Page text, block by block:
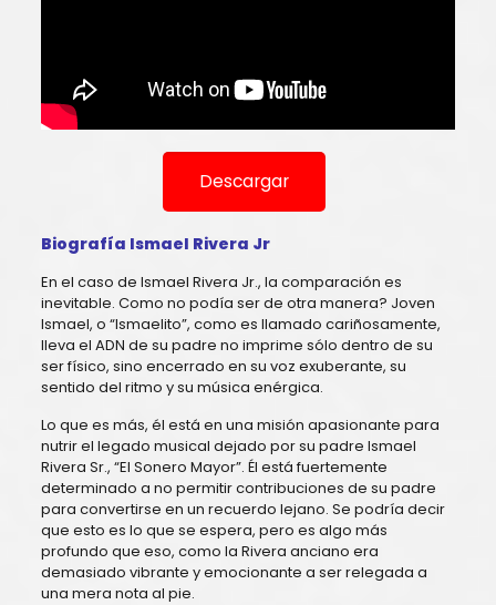
Descargar
Biografía Ismael Rivera Jr
En el caso de Ismael Rivera Jr., la comparación es
inevitable. Como no podía ser de otra manera? Joven
Ismael, o “Ismaelito”, como es llamado cariñosamente,
lleva el ADN de su padre no imprime sólo dentro de su
ser físico, sino encerrado en su voz exuberante, su
sentido del ritmo y su música enérgica.
Lo que es más, él está en una misión apasionante para
nutrir el legado musical dejado por su padre Ismael
Rivera Sr., “El Sonero Mayor”. Él está fuertemente
determinado a no permitir contribuciones de su padre
para convertirse en un recuerdo lejano. Se podría decir
que esto es lo que se espera, pero es algo más
profundo que eso, como la Rivera anciano era
demasiado vibrante y emocionante a ser relegada a
una mera nota al pie.